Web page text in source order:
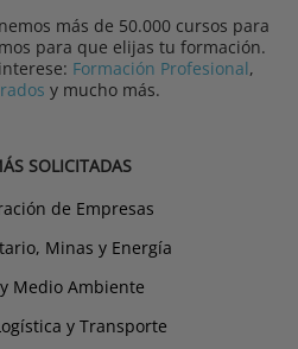
más de 50.000 cursos para
para que elijas tu formación.
Formación Profesional,
y mucho más.
SOLICITADAS
de Empresas
Minas y Energía
Medio Ambiente
y Transporte